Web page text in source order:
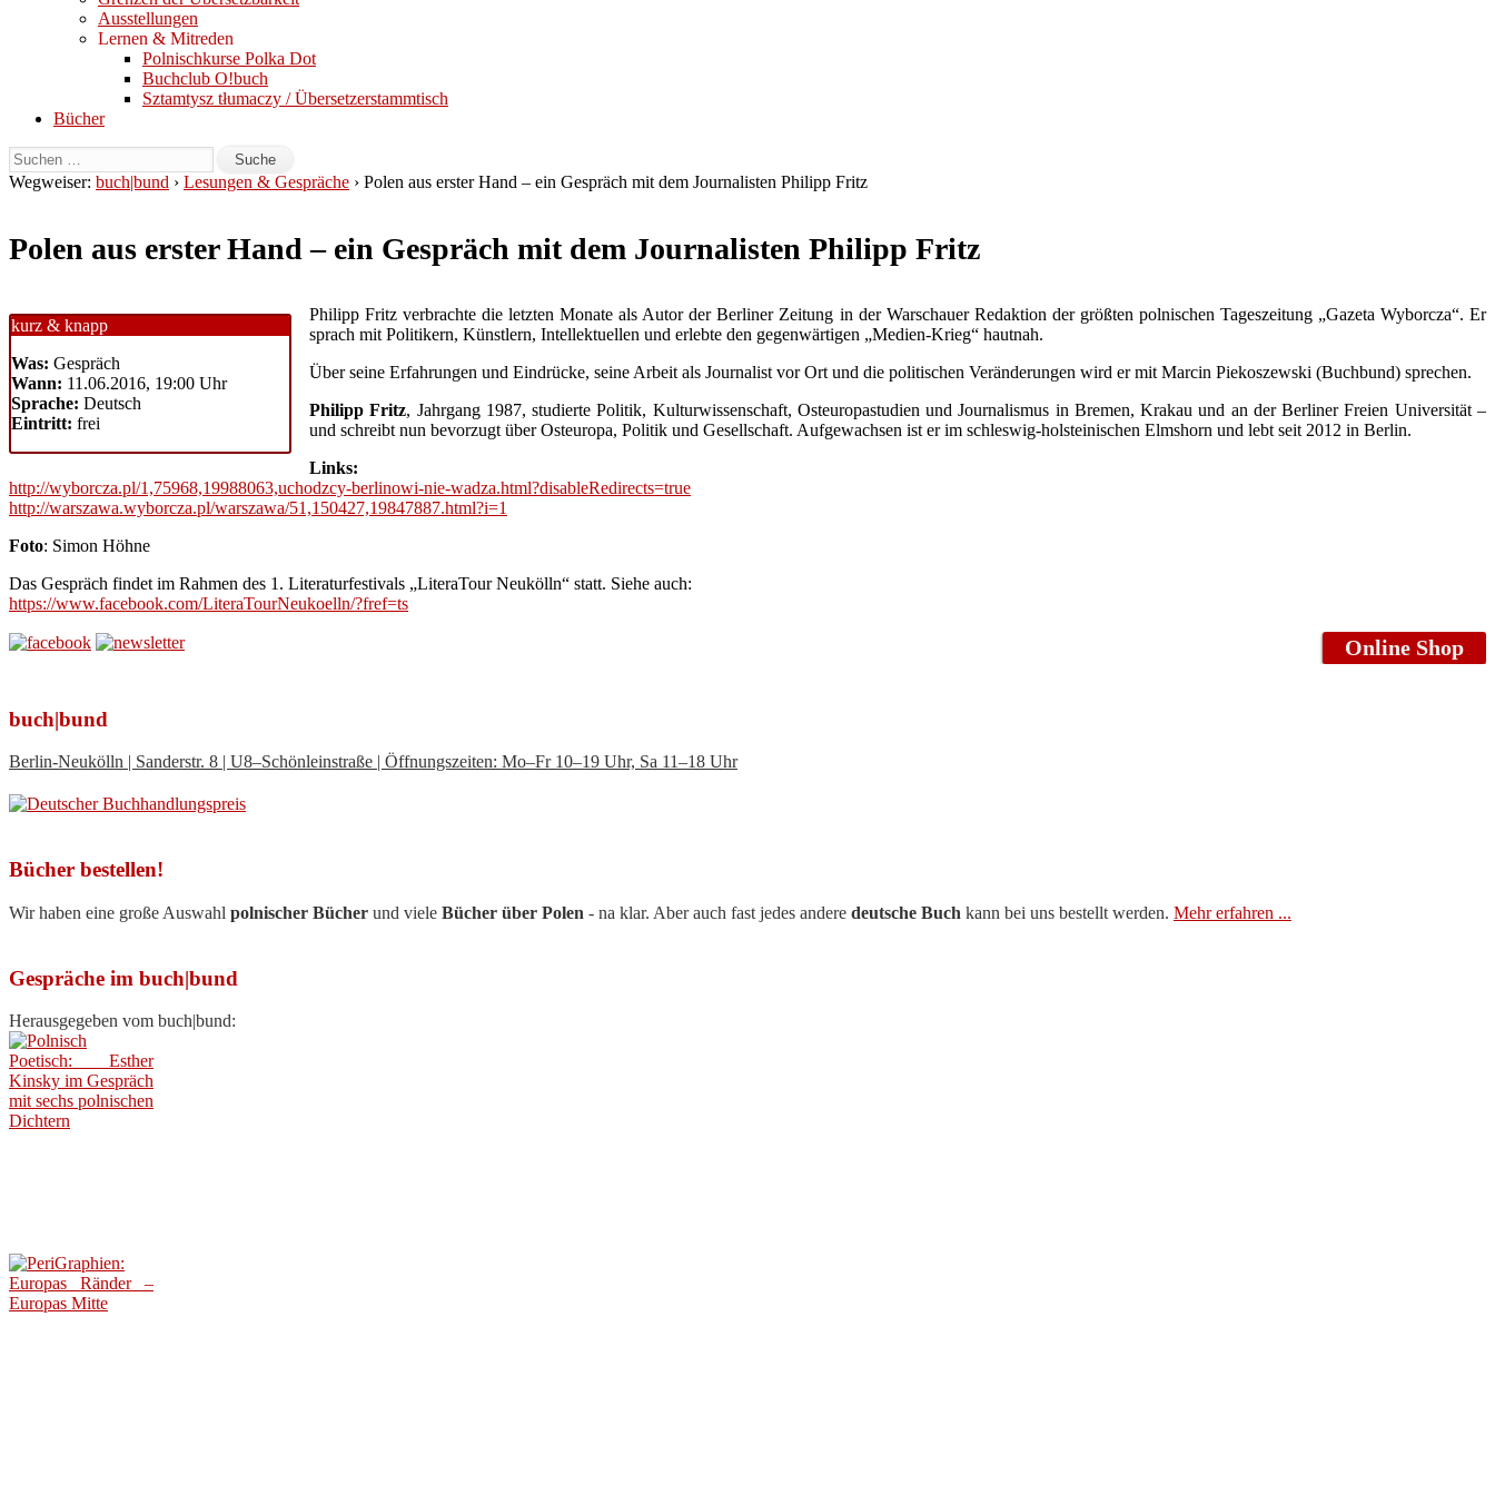
Ausstellungen
Lernen & Mitreden
Polnischkurse Polka Dot
Buchclub O!buch
Sztamtysz tłumaczy / Übersetzerstammtisch
Bücher
Wegweiser: buch|bund › Lesungen & Gespräche › Polen aus erster Hand – ein Gespräch mit dem Journalisten Philipp Fritz
Polen aus erster Hand – ein Gespräch mit dem Journalisten Philipp Fritz
kurz & knapp
Was: Gespräch
Wann: 11.06.2016, 19:00 Uhr
Sprache: Deutsch
Eintritt: frei
Philipp Fritz verbrachte die letzten Monate als Autor der Berliner Zeitung in der Warschauer Redaktion der größten polnischen Tageszeitung „Gazeta Wyborcza“. Er
sprach mit Politikern, Künstlern, Intellektuellen und erlebte den gegenwärtigen „Medien-Krieg“ hautnah.
Über seine Erfahrungen und Eindrücke, seine Arbeit als Journalist vor Ort und die politischen Veränderungen wird er mit Marcin Piekoszewski (Buchbund) sprechen.
Philipp Fritz, Jahrgang 1987, studierte Politik, Kulturwissenschaft, Osteuropastudien und Journalismus in Bremen, Krakau und an der Berliner Freien Universität –
und schreibt nun bevorzugt über Osteuropa, Politik und Gesellschaft. Aufgewachsen ist er im schleswig-holsteinischen Elmshorn und lebt seit 2012 in Berlin.
Links:
http://wyborcza.pl/1,75968,19988063,uchodzcy-berlinowi-nie-wadza.html?disableRedirects=true
http://warszawa.wyborcza.pl/warszawa/51,150427,19847887.html?i=1
Foto: Simon Höhne
Das Gespräch findet im Rahmen des 1. Literaturfestivals „LiteraTour Neukölln“ statt. Siehe auch:
https://www.facebook.com/LiteraTourNeukoelln/?fref=ts
Online Shop
buch|bund
Berlin-Neukölln | Sanderstr. 8 | U8–Schönleinstraße | Öffnungszeiten: Mo–Fr 10–19 Uhr, Sa 11–18 Uhr
Bücher bestellen!
Wir haben eine große Auswahl polnischer Bücher und viele Bücher über Polen - na klar. Aber auch fast jedes andere deutsche Buch kann bei uns bestellt werden. Mehr erfahren ...
Gespräche im buch|bund
Herausgegeben vom buch|bund: